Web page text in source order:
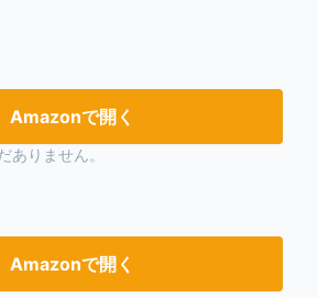
Amazonで開く
ありません。
Amazonで開く